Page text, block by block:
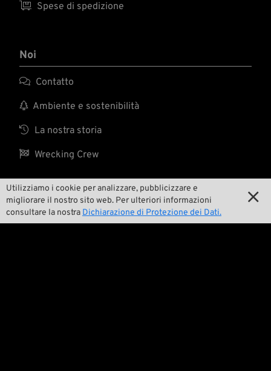
Utilizziamo i cookie per analizzare, pubblicizzare e
migliorare il nostro sito web. Per ulteriori informazioni
consultare la nostra Dichiarazione di Protezione dei Dati.

 Spese di spedizione
Noi
 Contatto
 Ambiente e sostenibilità
 La nostra storia
 Wrecking Crew
Pan-O-Rama